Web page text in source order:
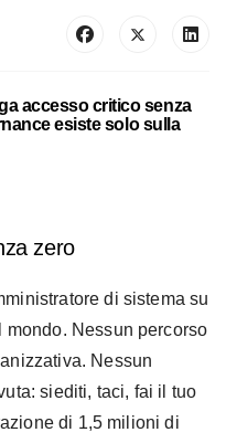
accesso critico senza
esiste solo sulla
zero
di sistema su
Nessun percorso
Nessun
siediti, taci, fai il tuo
di 1,5 milioni di